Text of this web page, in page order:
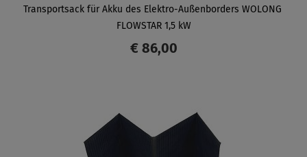
Transportsack für Akku des Elektro-Außenborders WOLONG ​
FLOWSTAR 1,5 kW
€ 86,00